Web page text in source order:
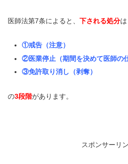
医師法第7条によると、 下される処分は
①戒告（注意）
②医業停止（期間を決めて医師の
③免許取り消し（剥奪）
の3段階があります。
スポンサーリ